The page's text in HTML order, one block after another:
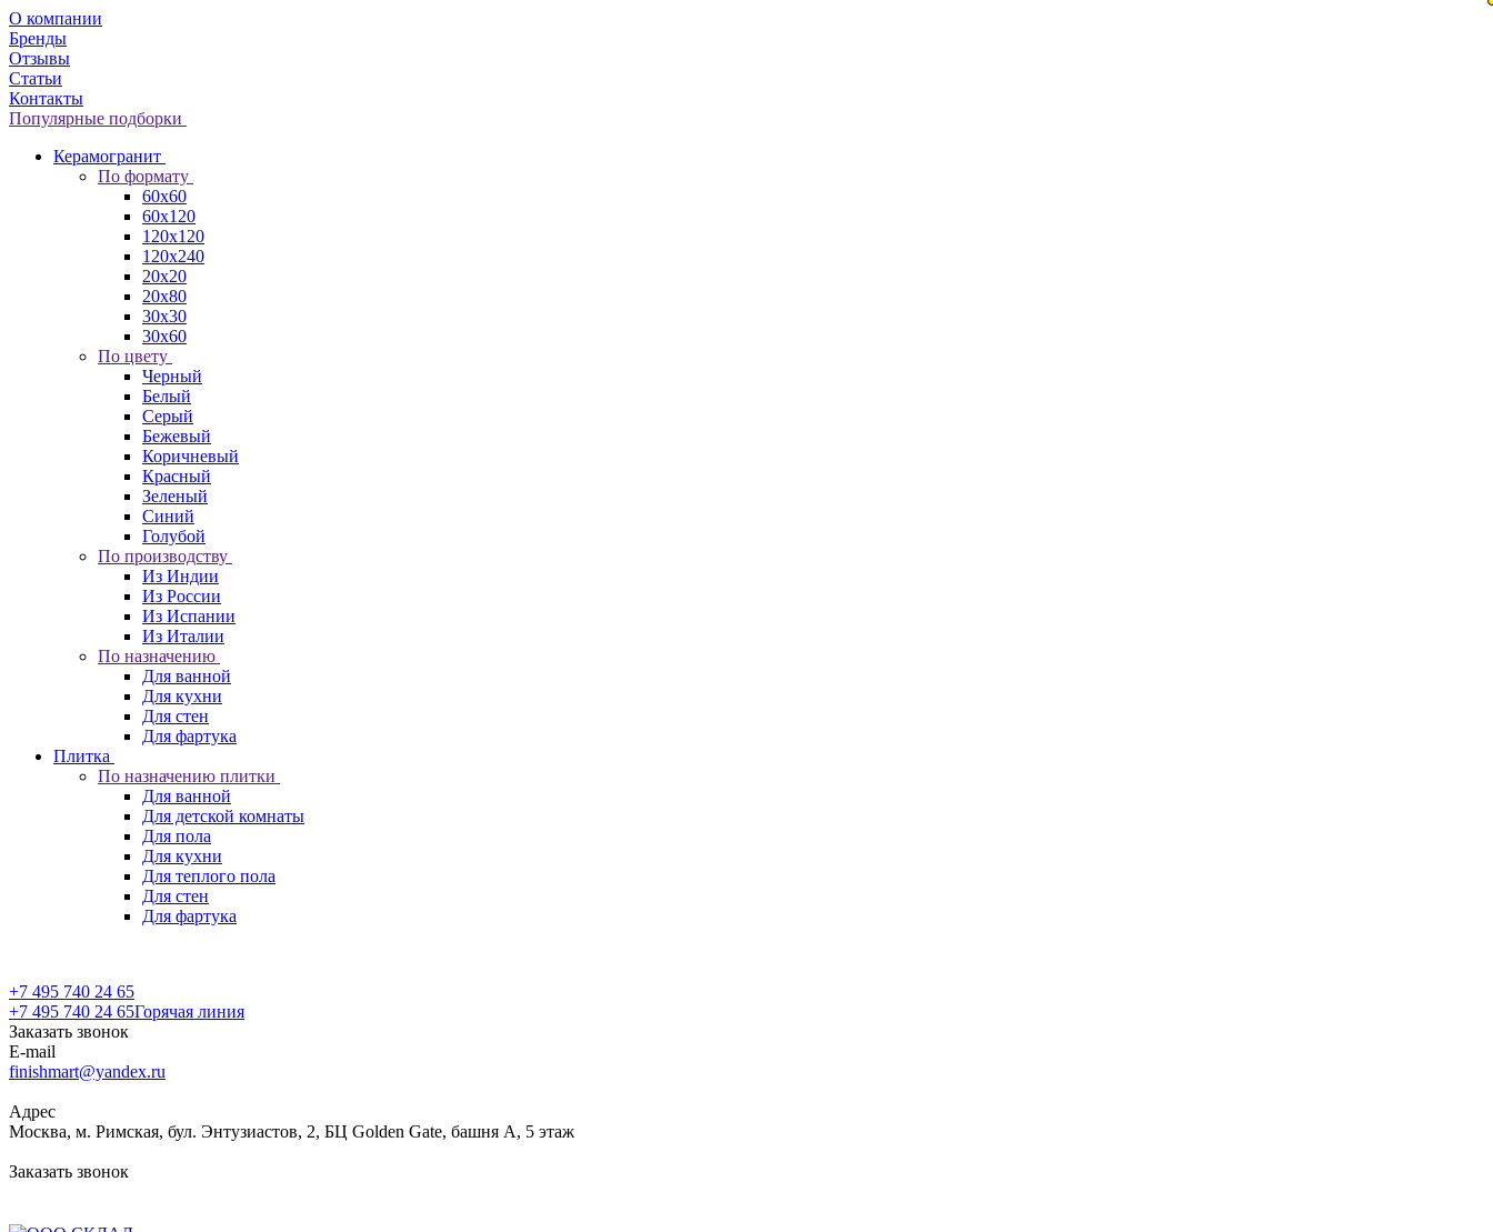
О компании
Бренды
Отзывы
Статьи
Контакты
Популярные подборки
Керамогранит
По формату
60x60
60x120
120x120
120x240
20x20
20x80
30x30
30x60
По цвету
Черный
Белый
Серый
Бежевый
Коричневый
Красный
Зеленый
Синий
Голубой
По производству
Из Индии
Из России
Из Испании
Из Италии
По назначению
Для ванной
Для кухни
Для стен
Для фартука
Плитка
По назначению плитки
Для ванной
Для детской комнаты
Для пола
Для кухни
Для теплого пола
Для стен
Для фартука
+7 495 740 24 65
+7 495 740 24 65Горячая линия
Заказать звонок
E-mail
finishmart@yandex.ru
Адрес
Москва, м. Римская, бул. Энтузиастов, 2, БЦ Golden Gate, башня А, 5 этаж
Заказать звонок